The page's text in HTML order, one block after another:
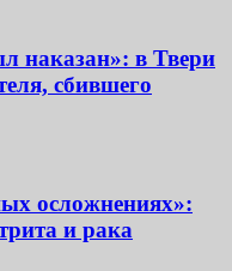
наказан»: в Твери
сбившего
осложнениях»:
и рака